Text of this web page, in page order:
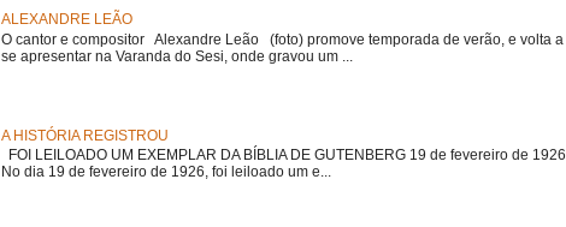
ALEXANDRE LEÃO
O cantor e compositor Alexandre Leão (foto) promove temporada de verão, e volta a
se apresentar na Varanda do Sesi, onde gravou um ...
A HISTÓRIA REGISTROU
FOI LEILOADO UM EXEMPLAR DA BÍBLIA DE GUTENBERG 19 de fevereiro de 1926
No dia 19 de fevereiro de 1926, foi leiloado um e...